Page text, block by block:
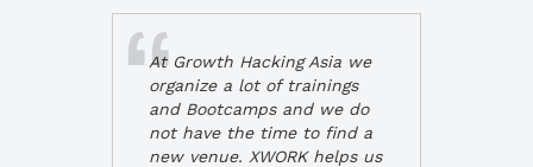
At Growth Hacking Asia we
organize a lot of trainings
and Bootcamps and we do
not have the time to find a
new venue. XWORK helps us